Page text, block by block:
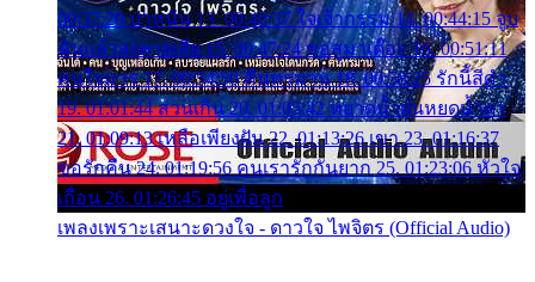
00:37:20 ปาหนัน 13. 00:40:37 ใจเจ้ากรรม 14. 00:44:15 จูบ
ฉันแล้วจงตายเสีย 15. 00:47:24 ขอสูมาเต๊อะ 16. 00:51:11
คนใจมาร 17. 00:54:50 คืนทรมาน 18. 00:58:25 รักนี้สีดำ
19. 01:01:44 ส่วนเกิน 20. 01:05:42 หยาดน้ำฝนหยดน้ำตา
21. 01:09:13 เหลือเพียงฝัน 22. 01:13:26 เขา 23. 01:16:37
ขอรักคืน 24. 01:19:56 คนเรารักกันยาก 25. 01:23:06 หัวใจ
เถื่อน 26. 01:26:45 อยู่เพื่อลูก
เพลงเพราะเสนาะดวงใจ - ดาวใจ ไพจิตร (Official Audio)